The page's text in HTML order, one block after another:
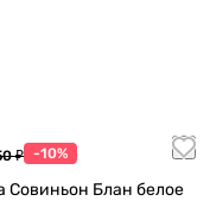
₽ -10%
Совиньон Блан белое